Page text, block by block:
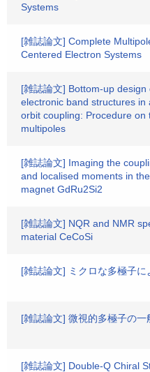
Systems
[雑誌論文] Complete
Centered Electron Systems
[雑誌論文] Bottom-up
electronic band structures
orbit coupling: Procedure on
multipoles
[雑誌論文] Imaging the
and localised moments in
magnet GdRu2Si2
[雑誌論文] NQR and NMR
material CeCoSi
[雑誌論文] ミクロな多極子
[雑誌論文] 微視的多極子の
[雑誌論文] Double-Q Chiral